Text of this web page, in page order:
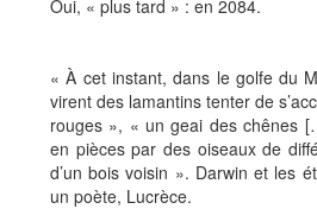
Oui, « plus tard » : en 2084.
« À cet instant, dans le golfe du
virent des lamantins tenter de
rouges », « un geai des chênes
en pièces par des oiseaux de
d’un bois voisin ». Darwin et les
un poète, Lucrèce.